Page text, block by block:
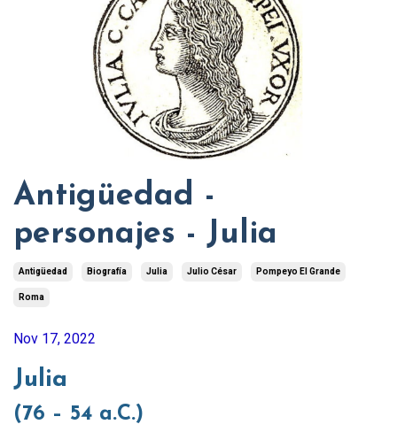
Antigüedad -
personajes - Julia
Antigüedad Biografía Julia Julio César Pompeyo El Grande
Roma
Nov 17, 2022
Julia
(76 – 54 a.C.)